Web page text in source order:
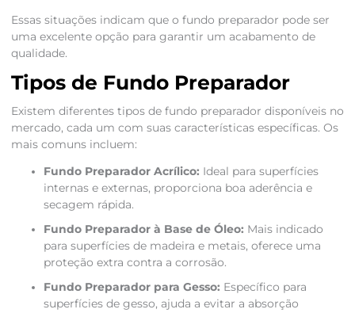
Essas situações indicam que o fundo preparador pode ser
uma excelente opção para garantir um acabamento de
qualidade.
Tipos de Fundo Preparador
Existem diferentes tipos de fundo preparador disponíveis no
mercado, cada um com suas características específicas. Os
mais comuns incluem:
Fundo Preparador Acrílico: Ideal para superfícies
internas e externas, proporciona boa aderência e
secagem rápida.
Fundo Preparador à Base de Óleo: Mais indicado
para superfícies de madeira e metais, oferece uma
proteção extra contra a corrosão.
Fundo Preparador para Gesso: Específico para
superfícies de gesso, ajuda a evitar a absorção